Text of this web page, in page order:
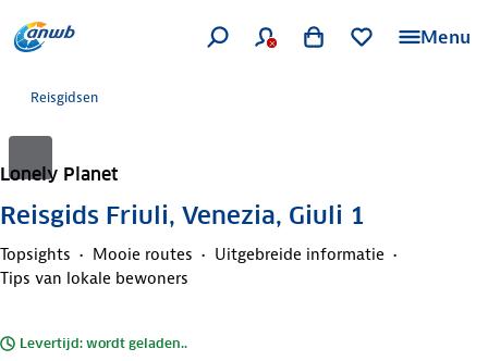
Menu
Reisgidsen
Lonely Planet
Reisgids Friuli, Venezia, Giuli 1
Topsights Mooie routes
Uitgebreide informatie
Tips van lokale bewoners
Levertijd: wordt geladen..